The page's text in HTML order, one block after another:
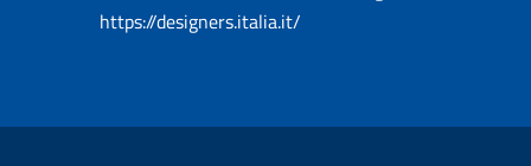
https://designers.italia.it/